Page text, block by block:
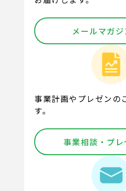
メールマガ
事業計画やプレゼンの
す。
事業相談・プ